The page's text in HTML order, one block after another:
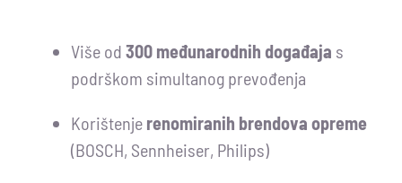
Više od 300 međunarodnih događaja s
podrškom simultanog prevođenja
Korištenje renomiranih brendova opreme
(BOSCH, Sennheiser, Philips)